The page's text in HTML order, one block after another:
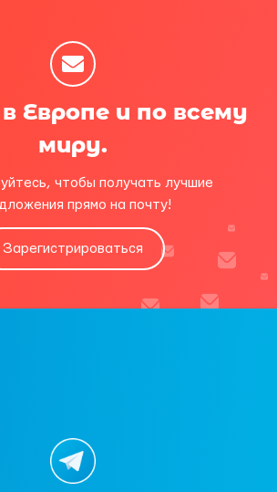
Европе и по всему
миру.
чтобы получать лучшие
прямо на почту!
Зарегистрироваться